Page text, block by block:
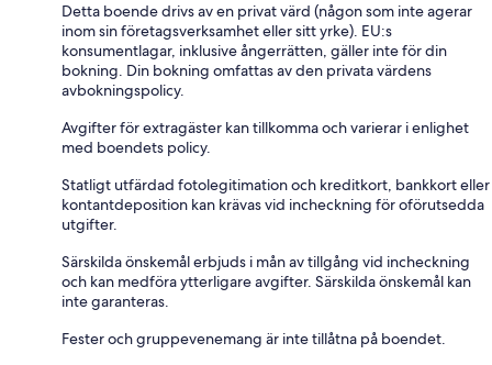
Detta boende drivs av en privat värd (någon som inte agerar
inom sin företagsverksamhet eller sitt yrke). EU:s
konsumentlagar, inklusive ångerrätten, gäller inte för din
bokning. Din bokning omfattas av den privata värdens
avbokningspolicy.
Avgifter för extragäster kan tillkomma och varierar i enlighet
med boendets policy.
Statligt utfärdad fotolegitimation och kreditkort, bankkort eller
kontantdeposition kan krävas vid incheckning för oförutsedda
utgifter.
Särskilda önskemål erbjuds i mån av tillgång vid incheckning
och kan medföra ytterligare avgifter. Särskilda önskemål kan
inte garanteras.
Fester och gruppevenemang är inte tillåtna på boendet.